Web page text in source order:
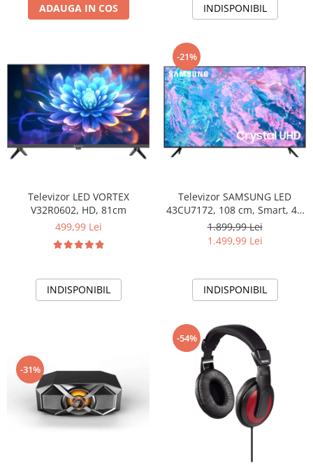
ADAUGA IN COS INDISPONIBIL
Televizor LED VORTEX
V32R0602, HD, 81cm
499,99 Lei
INDISPONIBIL
-21%
Televizor SAMSUNG LED
43CU7172, 108 cm, Smart, 4K
Ultra HD, Clasa G
1.899,99 Lei
1.499,99 Lei
INDISPONIBIL
-31%
-54%